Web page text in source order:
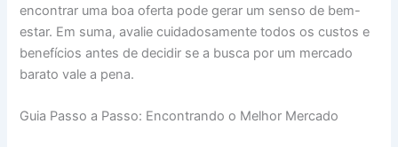
encontrar uma boa oferta pode gerar um senso de bem-
estar. Em suma, avalie cuidadosamente todos os custos e
benefícios antes de decidir se a busca por um mercado
barato vale a pena.
Guia Passo a Passo: Encontrando o Melhor Mercado